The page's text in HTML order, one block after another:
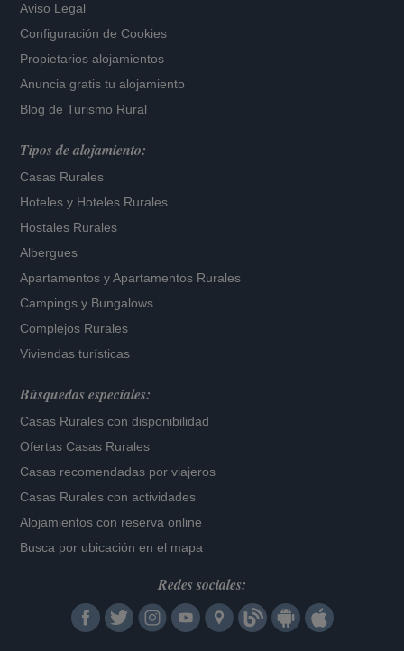
Aviso Legal
Configuración de Cookies
Propietarios alojamientos
Anuncia gratis tu alojamiento
Blog de Turismo Rural
Tipos de alojamiento:
Casas Rurales
Hoteles y Hoteles Rurales
Hostales Rurales
Albergues
Apartamentos yApartamentos Rurales
Campings y Bungalows
Complejos Rurales
Viviendas turísticas
Búsquedas especiales:
Casas Rurales con disponibilidad
Ofertas Casas Rurales
Casas recomendadas por viajeros
Casas Rurales con actividades
Alojamientos con reserva online
Busca por ubicación en el mapa
Redes sociales: